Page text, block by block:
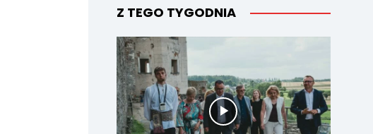
Z TEGO TYGODNIA